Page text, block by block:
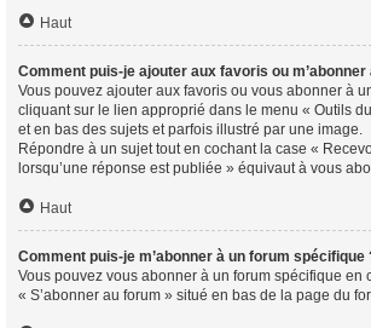
Haut
Comment puis-je ajouter aux favoris ou
Vous pouvez ajouter aux favoris ou vous abonner à
cliquant sur le lien approprié dans le menu « Outils
et en bas des sujets et parfois illustré par une image.
Répondre à un sujet tout en cochant la case «
lorsqu’une réponse est publiée » équivaut à vous
Haut
Comment puis-je m’abonner à un forum spécifique
Vous pouvez vous abonner à un forum spécifique en
« S’abonner au forum » situé en bas de la page du